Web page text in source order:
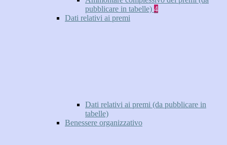
pubblicare in tabelle) 4
Dati relativi ai premi
Dati relativi ai premi (da pubblicare in
tabelle)
Benessere organizzativo